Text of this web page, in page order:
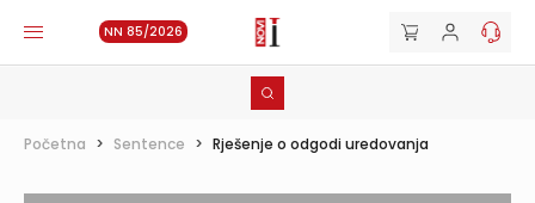
NN 85/2026
Početna > Sentence > Rješenje o odgodi uredovanja